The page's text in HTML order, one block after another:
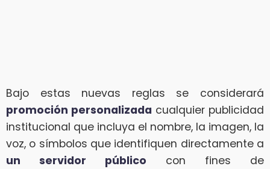
Bajo estas nuevas reglas se considerará
promoción personalizada cualquier publicidad
institucional que incluya el nombre, la imagen, la
voz, o símbolos que identifiquen directamente a
un servidor público con fines de